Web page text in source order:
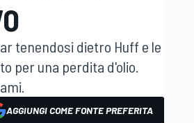
tenendosi dietro Huff e le
per una perdita d'olio.
AGGIUNGI COME FONTE PREFERITA